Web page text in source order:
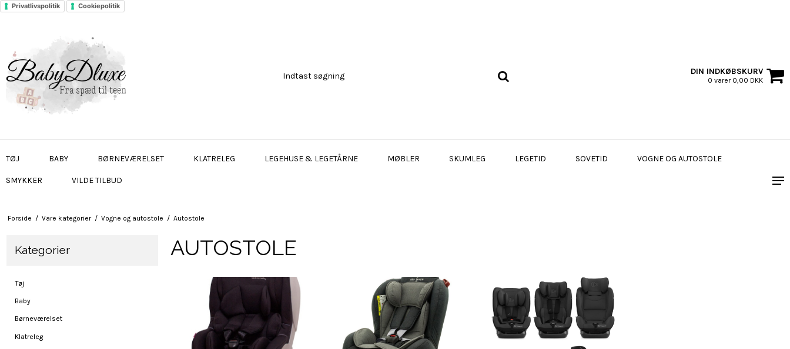
Privatlivspolitik Cookiepolitik
DIN INDKØBSKURV
0 varer 0,00 DKK
TØJ BABY BØRNEVÆRELSET KLATRELEG LEGEHUSE & LEGETÅRNE MØBLER SKUMLEG LEGETID SOVETID VOGNE OG AUTOSTOLE
SMYKKER VILDE TILBUD
Forside / Vare kategorier / Vogne og autostole / Autostole
Kategorier
Tøj
Baby
Børneværelset
Klatreleg
AUTOSTOLE